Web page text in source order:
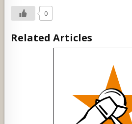
0
Related Articles